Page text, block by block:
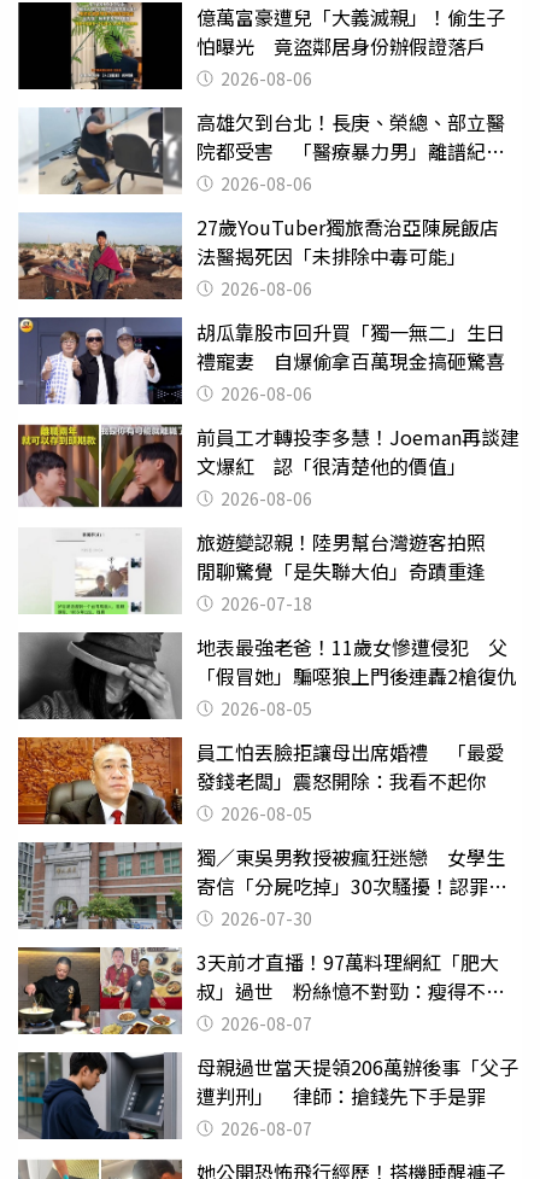
億萬富豪遭兒「大義滅親」！偷生子
怕曝光 竟盜鄰居身份辦假證落戶
2026-08-06
高雄欠到台北！長庚、榮總、部立醫
院都受害 「醫療暴力男」離譜紀錄
曝光2026-08-06
27歲YouTuber獨旅喬治亞陳屍飯店
法醫揭死因「未排除中毒可能」
2026-08-06
胡瓜靠股市回升買「獨一無二」生日
禮寵妻 自爆偷拿百萬現金搞砸驚喜
2026-08-06
前員工才轉投李多慧！Joeman再談建
文爆紅 認「很清楚他的價值」
2026-08-06
旅遊變認親！陸男幫台灣遊客拍照
閒聊驚覺「是失聯大伯」奇蹟重逢
2026-07-18
地表最強老爸！11歲女慘遭侵犯 父
「假冒她」騙噁狼上門後連轟2槍復仇
2026-08-05
員工怕丟臉拒讓母出席婚禮 「最愛
發錢老闆」震怒開除：我看不起你
2026-08-05
獨／東吳男教授被瘋狂迷戀 女學生
寄信「分屍吃掉」30次騷擾！認罪免
關 2026-07-30
3天前才直播！97萬料理網紅「肥大
叔」過世 粉絲憶不對勁：瘦得不合
理 2026-08-07
母親過世當天提領206萬辦後事「父子
遭判刑」 律師：搶錢先下手是罪
2026-08-07
她公開恐怖飛行經歷！搭機睡醒褲子